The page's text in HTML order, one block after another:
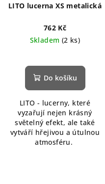
LITO lucerna XS metalická
762 Kč
Skladem (2 ks)
Do košíku
LITO - lucerny, které
vyzařují nejen krásný
světelný efekt, ale také
vytváří hřejivou a útulnou
atmosféru.